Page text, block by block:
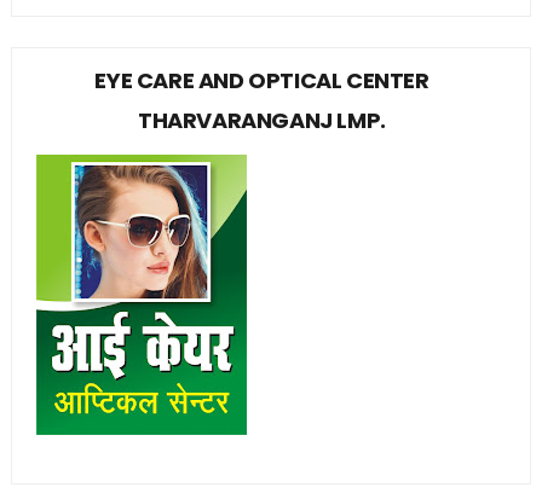
EYE CARE AND OPTICAL CENTER
THARVARANGANJ LMP.